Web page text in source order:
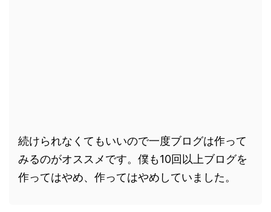
続けられなくてもいいので一度ブログは作って
みるのがオススメです。僕も10回以上ブログを
作ってはやめ、作ってはやめしていました。